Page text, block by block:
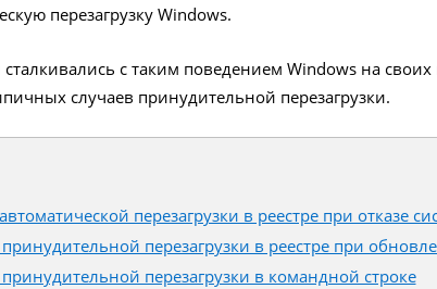
перезагрузку Windows.
с таким поведением Windows на
случаев принудительной перезагрузки.
перезагрузки в реестре при отказе
перезагрузки в реестре при
перезагрузки в командной строке